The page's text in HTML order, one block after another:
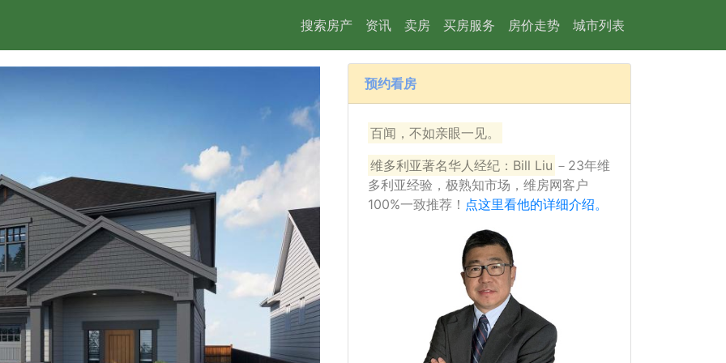
搜索房产 资讯 卖房 买房服务 房价走势 城市列表
2/39预约看房
百闻，不如亲眼一见。
维多利亚著名华人经纪：Bill Liu －23年维
多利亚经验，极熟知市场，维房网客户
100%一致推荐！ 点这里看他的详细介绍。